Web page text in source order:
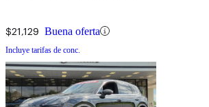
$21,129 Buena oferta
Incluye tarifas de conc.